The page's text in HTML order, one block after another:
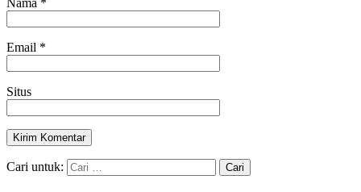
Nama *
Email *
Situs
Cari untuk: